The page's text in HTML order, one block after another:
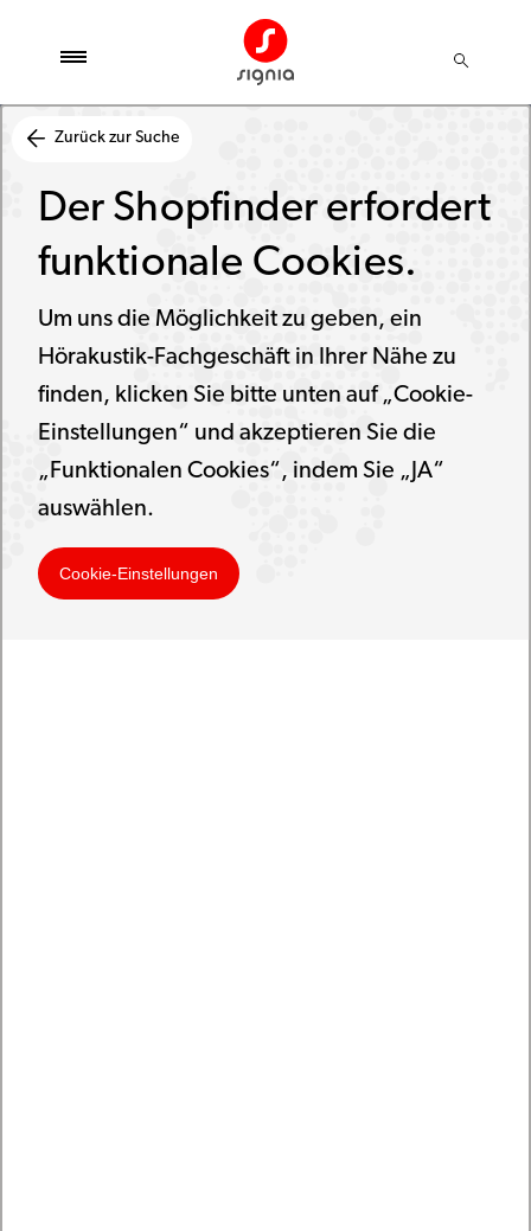
Zurück zur Suche
Der Shopfinder erfordert
funktionale Cookies.
Um uns die Möglichkeit zu geben, ein
Hörakustik-Fachgeschäft in Ihrer Nähe zu
finden, klicken Sie bitte unten auf „Cookie-
Einstellungen“ und akzeptieren Sie die
„Funktionalen Cookies“, indem Sie „JA“
auswählen.
Cookie-Einstellungen